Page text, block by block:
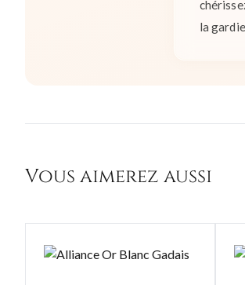
la
Vous aimerez aussi